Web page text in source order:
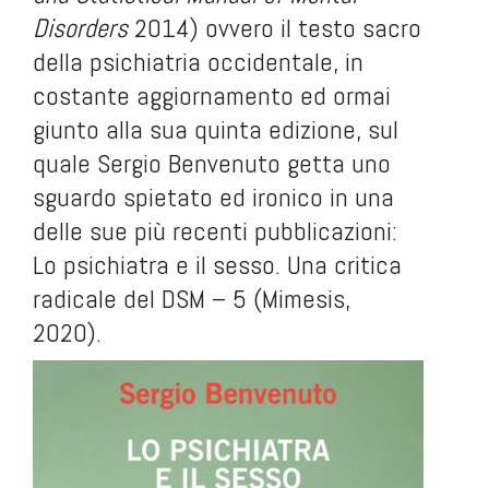
Disorders2014) ovvero il testo sacro
della psichiatria occidentale, in
costante aggiornamento ed ormai
giunto alla sua quinta edizione, sul
quale Sergio Benvenuto getta uno
sguardo spietato ed ironico in una
delle sue più recenti pubblicazioni:
Lo psichiatra e il sesso. Una critica
radicale del DSM – 5 (Mimesis,
2020).